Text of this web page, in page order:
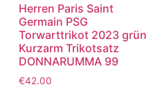
Herren Paris Saint
Germain PSG
Torwarttrikot 2023 grün
Kurzarm Trikotsatz
DONNARUMMA 99
€42.00